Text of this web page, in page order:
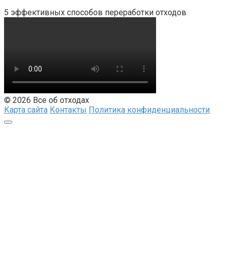
5 эффективных способов переработки отходов
© 2026 Все об отходах
Карта сайта Контакты Политика конфиденциальности